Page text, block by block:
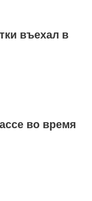
въехал в
во время